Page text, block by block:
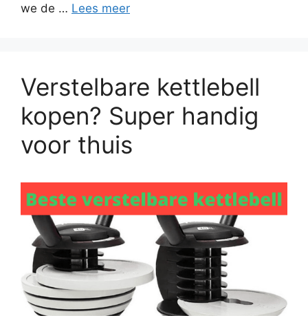
we de … Lees meer
Verstelbare kettlebell
kopen? Super handig
voor thuis